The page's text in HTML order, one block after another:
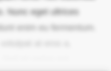
Nunc eget ultrices